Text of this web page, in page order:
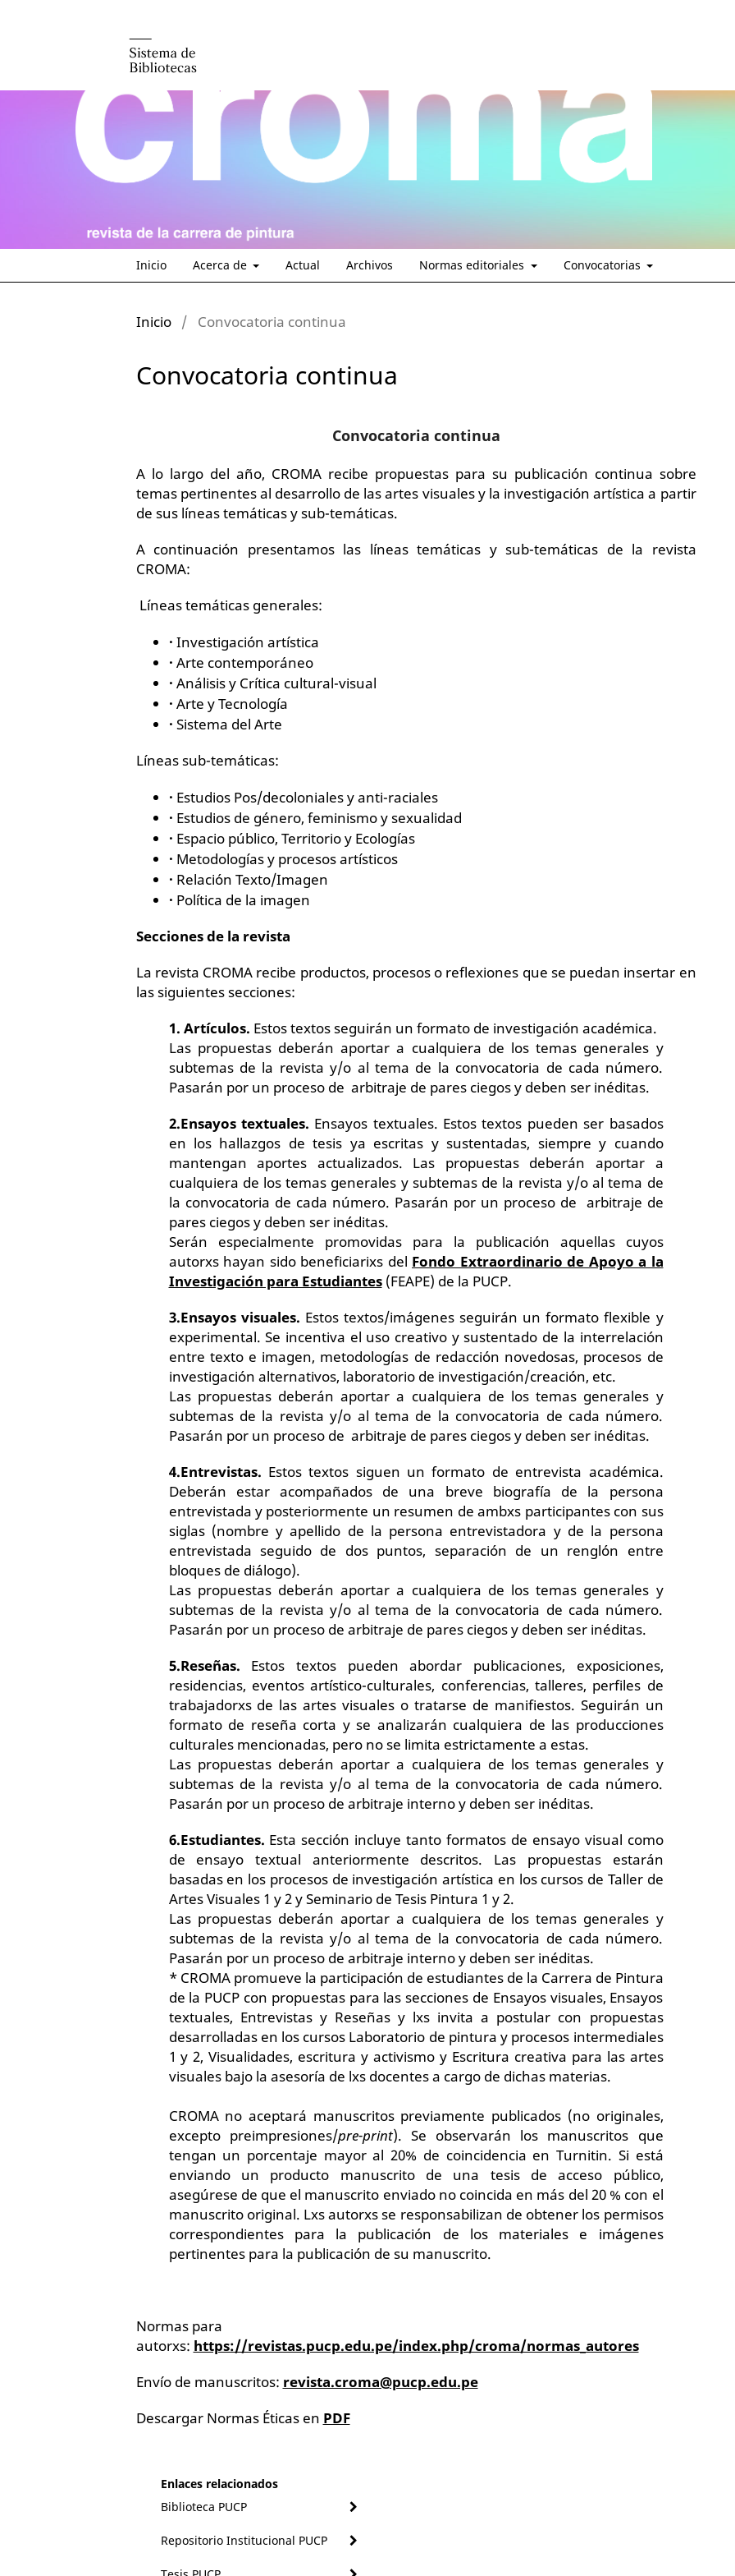
Inicio Acerca de Actual Archivos Normas editoriales Convocatorias
Inicio / Convocatoria continua
Convocatoria continua
Convocatoria continua
A lo largo del año, CROMA recibe propuestas para su publicación continua sobre
temas pertinentes al desarrollo de las artes visuales y la investigación artística a partir
de sus líneas temáticas y sub-temáticas.
A continuación presentamos las líneas temáticas y sub-temáticas de la revista
CROMA:
Líneas temáticas generales:
· Investigación artística
· Arte contemporáneo
· Análisis y Crítica cultural-visual
· Arte y Tecnología
· Sistema del Arte
Líneas sub-temáticas:
· Estudios Pos/decoloniales y anti-raciales
· Estudios de género, feminismo y sexualidad
· Espacio público, Territorio y Ecologías
· Metodologías y procesos artísticos
· Relación Texto/Imagen
· Política de la imagen
Secciones de la revista
La revista CROMA recibe productos, procesos o reflexiones que se puedan insertar en
las siguientes secciones:
1. Artículos. Estos textos seguirán un formato de investigación académica.
Las propuestas deberán aportar a cualquiera de los temas generales y
subtemas de la revista y/o al tema de la convocatoria de cada número.
Pasarán por un proceso de arbitraje de pares ciegos y deben ser inéditas.
2.Ensayos textuales. Ensayos textuales. Estos textos pueden ser basados
en los hallazgos de tesis ya escritas y sustentadas, siempre y cuando
mantengan aportes actualizados. Las propuestas deberán aportar a
cualquiera de los temas generales y subtemas de la revista y/o al tema de
la convocatoria de cada número. Pasarán por un proceso de arbitraje de
pares ciegos y deben ser inéditas.
Serán especialmente promovidas para la publicación aquellas cuyos
autorxs hayan sido beneficiarixs del Fondo Extraordinario de Apoyo a la
Investigación para Estudiantes(FEAPE) de la PUCP.
3.Ensayos visuales. Estos textos/imágenes seguirán un formato flexible y
experimental. Se incentiva el uso creativo y sustentado de la interrelación
entre texto e imagen, metodologías de redacción novedosas, procesos de
investigación alternativos, laboratorio de investigación/creación, etc.
Las propuestas deberán aportar a cualquiera de los temas generales y
subtemas de la revista y/o al tema de la convocatoria de cada número.
Pasarán por un proceso de arbitraje de pares ciegos y deben ser inéditas.
4.Entrevistas. Estos textos siguen un formato de entrevista académica.
Deberán estar acompañados de una breve biografía de la persona
entrevistada y posteriormente un resumen de ambxs participantes con sus
siglas (nombre y apellido de la persona entrevistadora y de la persona
entrevistada seguido de dos puntos, separación de un renglón entre
bloques de diálogo).
Las propuestas deberán aportar a cualquiera de los temas generales y
subtemas de la revista y/o al tema de la convocatoria de cada número.
Pasarán por un proceso de arbitraje de pares ciegos y deben ser inéditas.
5.Reseñas. Estos textos pueden abordar publicaciones, exposiciones,
residencias, eventos artístico-culturales, conferencias, talleres, perfiles de
trabajadorxs de las artes visuales o tratarse de manifiestos. Seguirán un
formato de reseña corta y se analizarán cualquiera de las producciones
culturales mencionadas, pero no se limita estrictamente a estas.
Las propuestas deberán aportar a cualquiera de los temas generales y
subtemas de la revista y/o al tema de la convocatoria de cada número.
Pasarán por un proceso de arbitraje interno y deben ser inéditas.
6.Estudiantes. Esta sección incluye tanto formatos de ensayo visual como
de ensayo textual anteriormente descritos. Las propuestas estarán
basadas en los procesos de investigación artística en los cursos de Taller de
Artes Visuales 1 y 2 y Seminario de Tesis Pintura 1 y 2.
Las propuestas deberán aportar a cualquiera de los temas generales y
subtemas de la revista y/o al tema de la convocatoria de cada número.
Pasarán por un proceso de arbitraje interno y deben ser inéditas.
* CROMA promueve la participación de estudiantes de la Carrera de Pintura
de la PUCP con propuestas para las secciones de Ensayos visuales, Ensayos
textuales, Entrevistas y Reseñas y lxs invita a postular con propuestas
desarrolladas en los cursos Laboratorio de pintura y procesos intermediales
1 y 2, Visualidades, escritura y activismo y Escritura creativa para las artes
visuales bajo la asesoría de lxs docentes a cargo de dichas materias.
CROMA no aceptará manuscritos previamente publicados (no originales,
excepto preimpresiones/pre-print). Se observarán los manuscritos que
tengan un porcentaje mayor al 20% de coincidencia en Turnitin. Si está
enviando un producto manuscrito de una tesis de acceso público,
asegúrese de que el manuscrito enviado no coincida en más del 20 % con el
manuscrito original. Lxs autorxs se responsabilizan de obtener los permisos
correspondientes para la publicación de los materiales e imágenes
pertinentes para la publicación de su manuscrito.
Normas para
autorxs: https://revistas.pucp.edu.pe/index.php/croma/normas_autores
Envío de manuscritos: revista.croma@pucp.edu.pe
Descargar Normas Éticas en PDF
Enlaces relacionados
Biblioteca PUCP
Repositorio Institucional PUCP